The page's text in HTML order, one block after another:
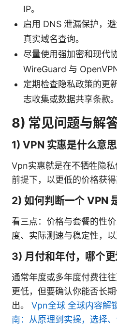
IP。
启用 DNS 泄漏保护，
真实域名查询。
尽量使用强加密和现代
WireGuard 与
定期检查隐私政策的更
志收集或数据共享条款。
8) 常见问题与解答
1) VPN 实惠是什么意思
Vpn实惠就是在不牺牲隐
前提下，以更低的价格获
2) 如何判断一个 VPN
看三点：价格与套餐的性
度、实际测速与稳定性，以
3) 月付和年付，哪个更
通常年度或多年度付费往
更低，但要确认你能否长
出。 Vpn全球 全球内容解
南：从原理到实操，选择